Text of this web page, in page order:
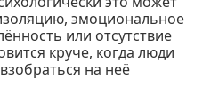
эмоциональное
или отсутствие
круче, когда люди
на неё